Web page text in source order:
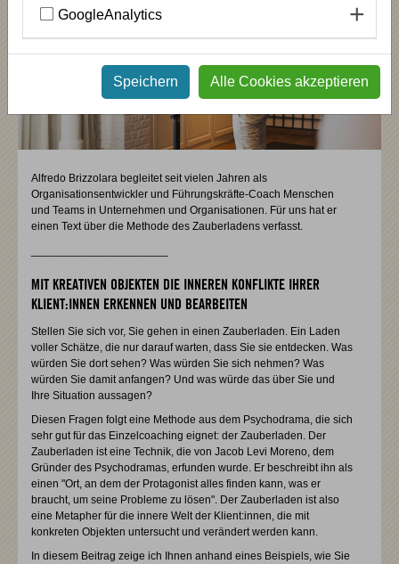
Alfredo Brizzolara begleitet seit vielen Jahren als
Organisationsentwickler und Führungskräfte-Coach Menschen
und Teams in Unternehmen und Organisationen. Für uns hat er
einen Text über die Methode des Zauberladens verfasst.
MIT KREATIVEN OBJEKTEN DIE INNEREN KONFLIKTE IHRER
KLIENT:INNEN ERKENNEN UND BEARBEITEN
Stellen Sie sich vor, Sie gehen in einen Zauberladen. Ein Laden
voller Schätze, die nur darauf warten, dass Sie sie entdecken. Was
würden Sie dort sehen? Was würden Sie sich nehmen? Was
würden Sie damit anfangen? Und was würde das über Sie und
Ihre Situation aussagen?
Diesen Fragen folgt eine Methode aus dem Psychodrama, die sich
sehr gut für das Einzelcoaching eignet: der Zauberladen. Der
Zauberladen ist eine Technik, die von Jacob Levi Moreno, dem
Gründer des Psychodramas, erfunden wurde. Er beschreibt ihn als
einen "Ort, an dem der Protagonist alles finden kann, was er
braucht, um seine Probleme zu lösen". Der Zauberladen ist also
eine Metapher für die innere Welt der Klient:innen, die mit
konkreten Objekten untersucht und verändert werden kann.
In diesem Beitrag zeige ich Ihnen anhand eines Beispiels, wie Sie
GoogleAnalytics
Speichern Alle Cookies akzeptieren